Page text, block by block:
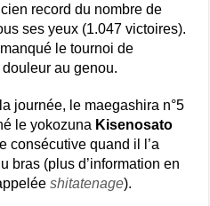
record du nombre de
ses yeux (1.047 victoires).
le tournoi de
au genou.
journée, le maegashira n°5
le yokozuna Kisenosato
consécutive quand il l’a
bras (plus d’information en
shitatenage).